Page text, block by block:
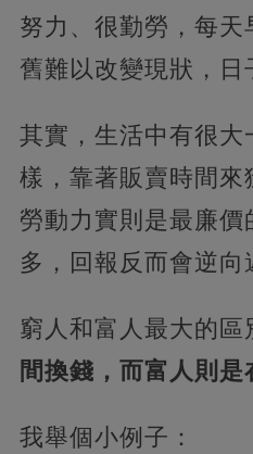
努力、很勤勞，每天
舊難以改變現狀，日
其實，生活中有很大
樣，靠著販賣時間來
勞動力實則是最廉價
多，回報反而會逆向
窮人和富人最大的區
間換錢，而富人則是
我舉個小例子：